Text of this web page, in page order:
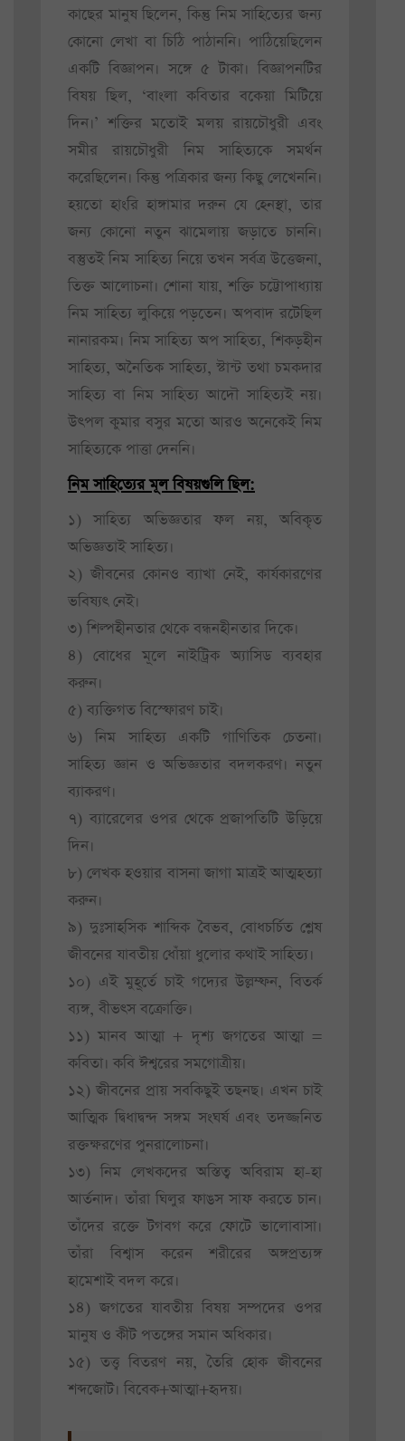
কাছের মানুষ ছিলেন, কিন্তু নিম সাহিত্যের জন্য
কোনো লেখা বা চিঠি পাঠাননি। পাঠিয়েছিলেন
একটি বিজ্ঞাপন। সঙ্গে ৫ টাকা। বিজ্ঞাপনটির
বিষয় ছিল, ‘বাংলা কবিতার বকেয়া মিটিয়ে
দিন।’ শক্তির মতোই মলয় রায়চৌধুরী এবং
সমীর রায়চৌধুরী নিম সাহিত্যকে সমর্থন
করেছিলেন। কিন্তু পত্রিকার জন্য কিছু লেখেননি।
হয়তো হাংরি হাঙ্গামার দরুন যে হেনস্থা, তার
জন্য কোনো নতুন ঝামেলায় জড়াতে চাননি।
বস্তুতই নিম সাহিত্য নিয়ে তখন সর্বত্র উত্তেজনা,
তিক্ত আলোচনা। শোনা যায়, শক্তি চট্টোপাধ্যায়
নিম সাহিত্য লুকিয়ে পড়তেন। অপবাদ রটেছিল
নানারকম। নিম সাহিত্য অপ সাহিত্য, শিকড়হীন
সাহিত্য, অনৈতিক সাহিত্য, স্টান্ট তথা চমকদার
সাহিত্য বা নিম সাহিত্য আদৌ সাহিত্যই নয়।
উৎপল কুমার বসুর মতো আরও অনেকেই নিম
সাহিত্যকে পাত্তা দেননি।
নিম সাহিত্যের মূল বিষয়গুলি ছিল:
১) সাহিত্য অভিজ্ঞতার ফল নয়, অবিকৃত
অভিজ্ঞতাই সাহিত্য।
২) জীবনের কোনও ব্যাখা নেই, কার্যকারণের
ভবিষ্যৎ নেই।
৩) শিল্পহীনতার থেকে বন্ধনহীনতার দিকে।
৪) বোধের মূলে নাইট্রিক অ্যাসিড ব্যবহার
করুন।
৫) ব্যক্তিগত বিস্ফোরণ চাই।
৬) নিম সাহিত্য একটি গাণিতিক চেতনা।
সাহিত্য জ্ঞান ও অভিজ্ঞতার বদলকরণ। নতুন
ব্যাকরণ।
৭) ব্যারেলের ওপর থেকে প্রজাপতিটি উড়িয়ে
দিন।
৮) লেখক হওয়ার বাসনা জাগা মাত্রই আত্মহত্যা
করুন।
৯) দুঃসাহসিক শাব্দিক বৈভব, বোধচর্চিত শ্লেষ
জীবনের যাবতীয় ধোঁয়া ধুলোর কথাই সাহিত্য।
১০) এই মুহূর্তে চাই গদ্যের উল্লম্ফন, বিতর্ক
ব্যঙ্গ, বীভৎস বক্রোক্তি।
১১) মানব আত্মা + দৃশ্য জগতের আত্মা =
কবিতা। কবি ঈশ্বরের সমগোত্রীয়।
১২) জীবনের প্রায় সবকিছুই তছনছ। এখন চাই
আত্মিক দ্বিধাদ্বন্দ সঙ্গম সংঘর্ষ এবং তদজ্জনিত
রক্তক্ষরণের পুনরালোচনা।
১৩) নিম লেখকদের অস্তিত্ব অবিরাম হা-হা
আর্তনাদ। তাঁরা ঘিলুর ফাঙস সাফ করতে চান।
তাঁদের রক্তে টগবগ করে ফোটে ভালোবাসা।
তাঁরা বিশ্বাস করেন শরীরের অঙ্গপ্রত্যঙ্গ
হামেশাই বদল করে।
১৪) জগতের যাবতীয় বিষয় সম্পদের ওপর
মানুষ ও কীট পতঙ্গের সমান অধিকার।
১৫) তত্ত্ব বিতরণ নয়, তৈরি হোক জীবনের
শব্দজোট। বিবেক+আত্মা+হৃদয়।